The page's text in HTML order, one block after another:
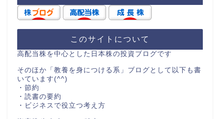
このサイトについて
高配当株を中心とした日本株の投資ブログです
そのほか「教養を身につける系」ブログとして以下も書
いています(^^)
・節約
・読書の要約
・ビジネスで役立つ考え方